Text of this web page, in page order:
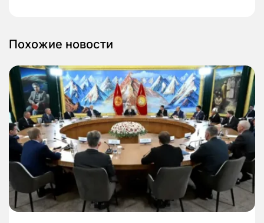
Похожие новости